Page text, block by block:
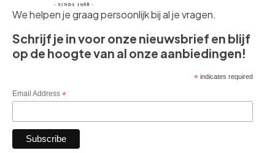
We helpen je graag persoonlijk bij al je vragen.
Schrijf je in voor onze nieuwsbrief en blijf
op de hoogte van al onze aanbiedingen!
*indicates required
Email Address *